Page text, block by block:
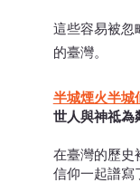
這些容易被忽
的臺灣。
半城煙火半城
世人與神祗為
在臺灣的歷史
信仰一起譜寫